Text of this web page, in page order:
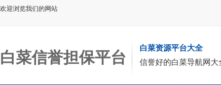
欢迎浏览我们的网站
白菜信誉担保平台
白菜资源平台大全
信誉好的白菜导航网大